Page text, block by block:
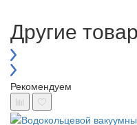
Другие
Рекомендуем